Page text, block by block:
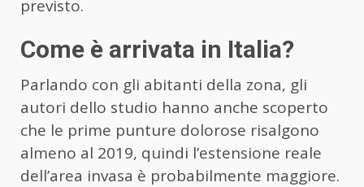
previsto.
Come è arrivata in Italia?
Parlando con gli abitanti della zona, gli
autori dello studio hanno anche scoperto
che le prime punture dolorose risalgono
almeno al 2019, quindi l’estensione reale
dell’area invasa è probabilmente maggiore.